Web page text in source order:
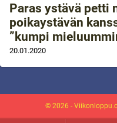
Paras ystävä petti
poikaystävän
”kumpi
20.01.2020
© 2026 -